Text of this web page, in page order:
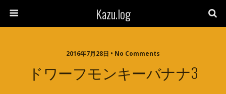
Kazu.log
2016年7月28日 • No Comments
ドワーフモンキーバナナ3